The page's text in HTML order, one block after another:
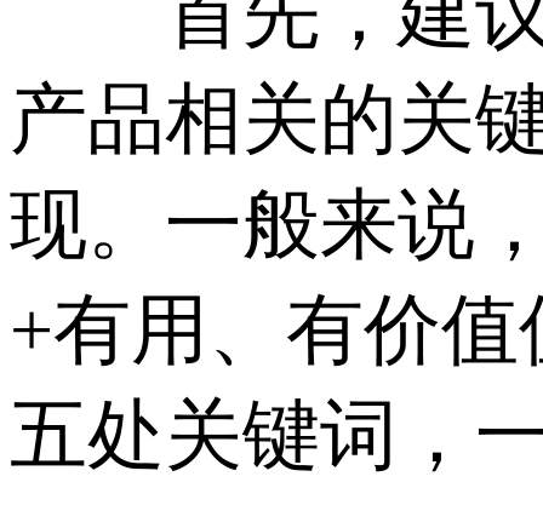
产品相关的关
现。一般来说
+有用、有价
五处关键词，